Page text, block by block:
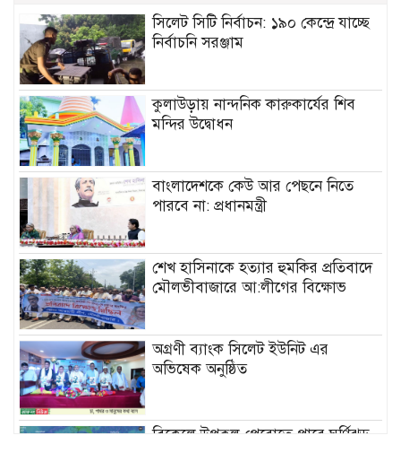
সিলেট সিটি নির্বাচন: ১৯০ কেন্দ্রে যাচ্ছে
নির্বাচনি সরঞ্জাম
কুলাউড়ায় নান্দনিক কারুকার্যের শিব
মন্দির উদ্বোধন
বাংলাদেশকে কেউ আর পেছনে নিতে
পারবে না: প্রধানমন্ত্রী
শেখ হাসিনাকে হত্যার হুমকির প্রতিবাদে
মৌলভীবাজারে আ:লীগের বিক্ষোভ
অগ্রণী ব্যাংক সিলেট ইউনিট এর
অভিষেক অনুষ্ঠিত
বিকেলে উপকূল পেরোতে পারে ঘূর্ণিঝড়